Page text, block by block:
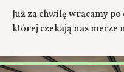
Już za chwilę wracamy
której czekają nas